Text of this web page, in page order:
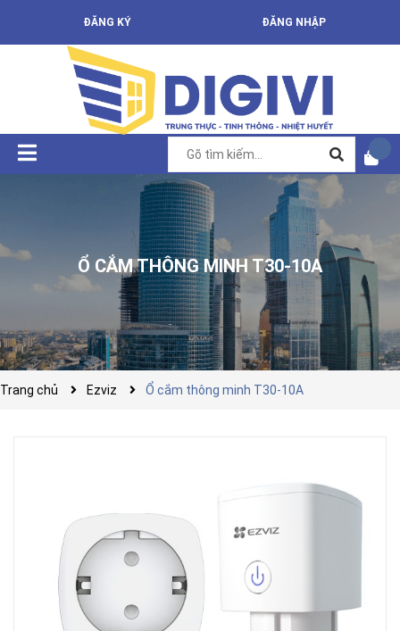
ĐĂNG KÝ ĐĂNG NHẬP
Ổ CẮM THÔNG MINH T30-10A
Trang chủ Ezviz Ổ cắm thông minh T30-10A